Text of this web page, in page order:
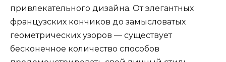
привлекательного дизайна. От элегантных
французских кончиков до замысловатых
геометрических узоров — существует
бесконечное количество способов